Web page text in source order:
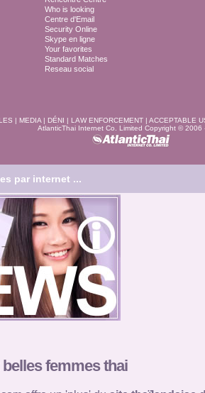
Who is looking
Centre d'Email
Security Online
Skype en ligne
Your favorites
Standard Matches
Reseau social
| MEDIA | DÉNI | LAW ENFORCEMENT | ACCEPTABLE
AtlanticThai Internet Co. Limited Copyright © 2006
par internet ...
femmes thai